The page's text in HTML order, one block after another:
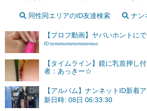
同性同エリアのID友達検索 ナン
【プロフ動画】ヤバいホントに
ID:tomotomotomotomoo
【タイムライン】鏡に乳首押し
者：あっきー☆
【アルバム】ナンネットID新着
新日時: 08日 06:33:30